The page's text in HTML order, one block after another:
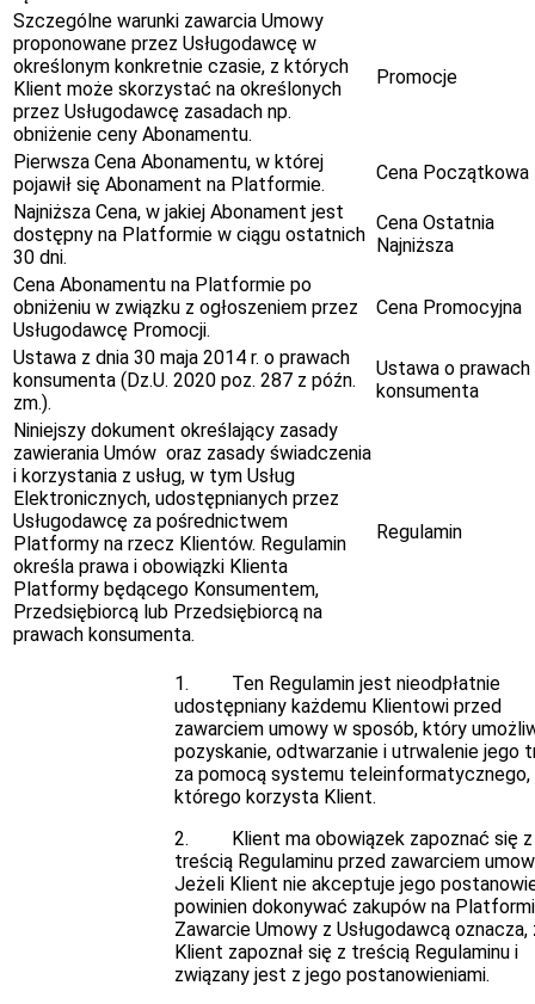
Szczególne warunki zawarcia Umowy
proponowane przez Usługodawcę w
określonym konkretnie czasie, z których
Klient może skorzystać na określonych
przez Usługodawcę zasadach np.
obniżenie ceny Abonamentu.
Promocje
Pierwsza Cena Abonamentu, w której
pojawił się Abonament na Platformie.
Cena Początkowa
Najniższa Cena, w jakiej Abonament jest
dostępny na Platformie w ciągu ostatnich
30 dni.
Cena Ostatnia
Najniższa
Cena Abonamentu na Platformie po
obniżeniu w związku z ogłoszeniem przez
Usługodawcę Promocji.
Cena Promocyjna
Ustawa z dnia 30 maja 2014 r. o prawach
konsumenta (Dz.U. 2020 poz. 287 z późn.
zm.).
Ustawa o prawach
konsumenta
Niniejszy dokument określający zasady
zawierania Umów oraz zasady świadczenia
i korzystania z usług, w tym Usług
Elektronicznych, udostępnianych przez
Usługodawcę za pośrednictwem
Platformy na rzecz Klientów. Regulamin
określa prawa i obowiązki Klienta
Platformy będącego Konsumentem,
Przedsiębiorcą lub Przedsiębiorcą na
prawach konsumenta.
Regulamin
1. Ten Regulamin jest nieodpłatnie
udostępniany każdemu Klientowi przed
zawarciem umowy w sposób, który
pozyskanie, odtwarzanie i utrwalenie jego
za pomocą systemu teleinformatycznego,
którego korzysta Klient.
2. Klient ma obowiązek zapoznać się z
treścią Regulaminu przed zawarciem
Jeżeli Klient nie akceptuje jego
powinien dokonywać zakupów na
Zawarcie Umowy z Usługodawcą oznacza,
Klient zapoznał się z treścią Regulaminu i
związany jest z jego postanowieniami.